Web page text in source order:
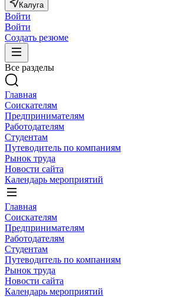
Калуга
Войти
Войти
Создать резюме
Все разделы
Главная
Соискателям
Предпринимателям
Работодателям
Студентам
Путеводитель по компаниям
Рынок труда
Новости сайта
Календарь мероприятий
Главная
Соискателям
Предпринимателям
Работодателям
Студентам
Путеводитель по компаниям
Рынок труда
Новости сайта
Календарь мероприятий